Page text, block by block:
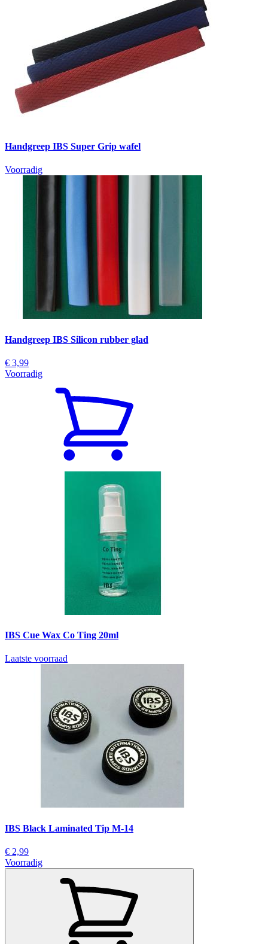
Handgreep IBS Super Grip wafel
Voorradig
Handgreep IBS Silicon rubber glad
€ 3,99
Voorradig
IBS Cue Wax Co Ting 20ml
Laatste voorraad
IBS Black Laminated Tip M-14
€ 2,99
Voorradig